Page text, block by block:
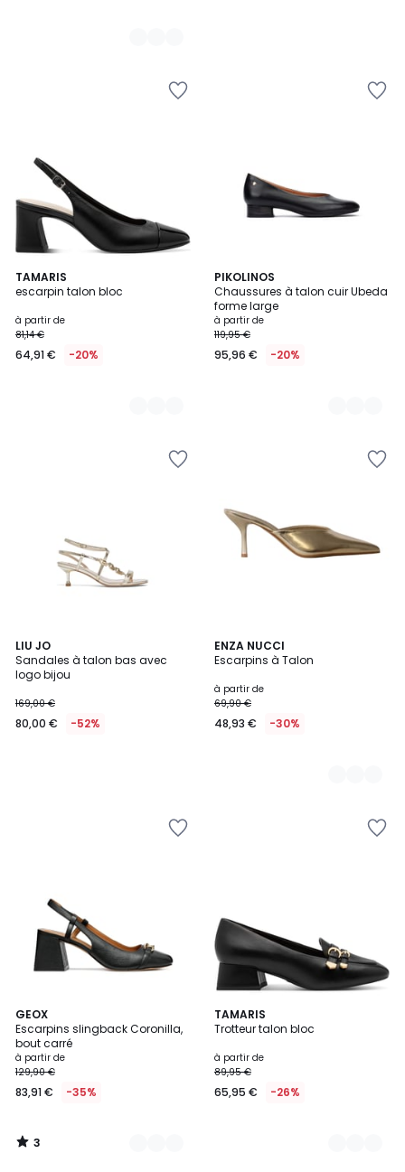
TAMARIS
escarpin talon bloc
à partir de
81,14 €
64,91 € -20%
2
Couleurs
PIKOLINOS
Chaussures à talon cuir Ubeda
forme large
à partir de
119,95 €
95,96 € -20%
3
Couleurs
LIU JO
Sandales à talon bas avec
logo bijou
169,00 €
80,00 € -52%
ENZA NUCCI
Escarpins à Talon
à partir de
69,90 €
48,93 € -30%
3
Couleurs
GEOX
Escarpins slingback Coronilla,
bout carré
à partir de
129,90 €
83,91 € -35%
3
/
5
2
Couleurs
3
/
TAMARIS
Trotteur talon bloc
à partir de
89,95 €
65,95 € -26%
2
Couleurs